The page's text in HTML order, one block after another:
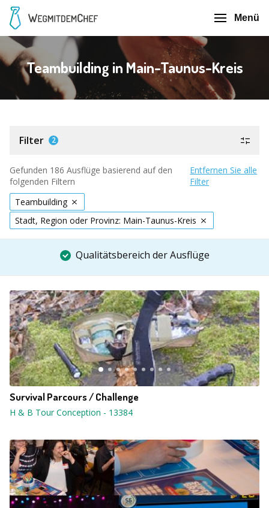
Menü
Teambuilding in Main-Taunus-Kreis
Filter 2
Gefunden 186 Ausflüge basierend auf den
folgenden Filtern
Entfernen Sie alle
Filter
Teambuilding
Stadt, Region oder Provinz: Main-Taunus-Kreis
Qualitätsbereich der Ausflüge
Survival Parcours / Challenge
H & B Tour Conception - 13384